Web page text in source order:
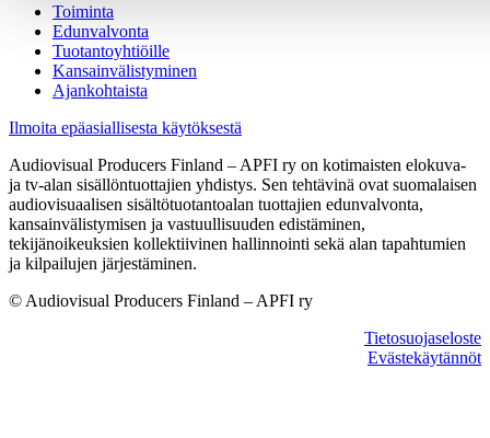
Toiminta
Edunvalvonta
Tuotantoyhtiöille
Kansainvälistyminen
Ajankohtaista
Ilmoita epäasiallisesta käytöksestä
Audiovisual Producers Finland – APFI ry on kotimaisten elokuva-
ja tv-alan sisällöntuottajien yhdistys. Sen tehtävinä ovat suomalaisen
audiovisuaalisen sisältötuotantoalan tuottajien edunvalvonta,
kansainvälistymisen ja vastuullisuuden edistäminen,
tekijänoikeuksien kollektiivinen hallinnointi sekä alan tapahtumien
ja kilpailujen järjestäminen.
© Audiovisual Producers Finland – APFI ry
Tietosuojaseloste
Evästekäytännöt